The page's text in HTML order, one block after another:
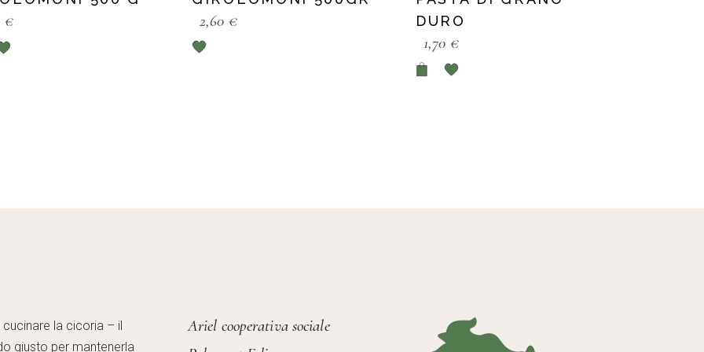
€ 2,60 €
DURO
1,70 €
cucinare la cicoria – il
giusto per mantenerla
Ariel cooperativa sociale